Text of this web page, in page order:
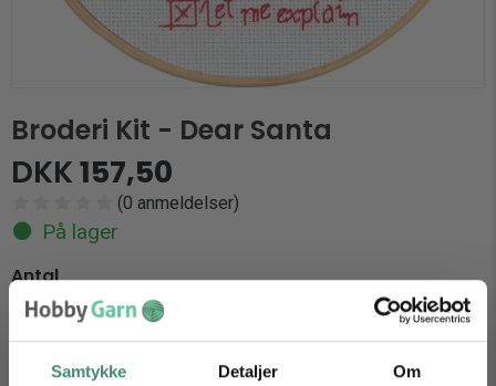
Samtykke Detaljer Om
Broderi Kit - Dear Santa
DKK157,50
(0 anmeldelser)
På lager
Antal